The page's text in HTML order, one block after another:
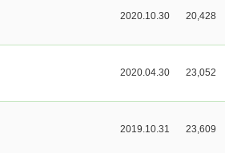
2020.10.30 20,428
2020.04.30 23,052
2019.10.31 23,609